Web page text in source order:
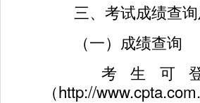
三、考试成绩查询
（一）成绩查询
考生可登
（http://